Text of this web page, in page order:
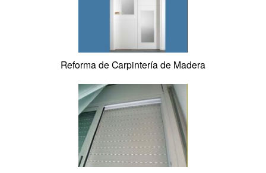
Reforma de Calefacción
Reforma de Suelos de Madera